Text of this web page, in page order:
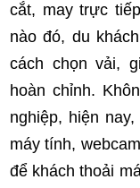
cắt, may trực
nào đó, du
cách chọn vải,
hoàn chỉnh.
nghiệp, hiện
máy tính,
để khách thoải